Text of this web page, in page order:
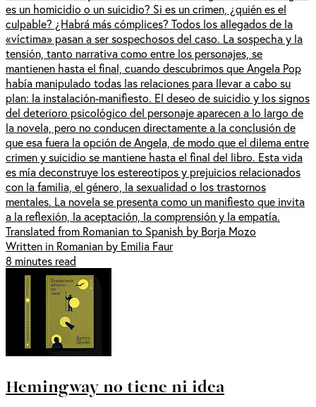
es un homicidio o un suicidio? Si es un crimen, ¿quién es el
culpable? ¿Habrá más cómplices? Todos los allegados de la
«víctima» pasan a ser sospechosos del caso. La sospecha y la
tensión, tanto narrativa como entre los personajes, se
mantienen hasta el final, cuando descubrimos que Angela Pop
había manipulado todas las relaciones para llevar a cabo su
plan: la instalación-manifiesto. El deseo de suicidio y los signos
del deterioro psicológico del personaje aparecen a lo largo de
la novela, pero no conducen directamente a la conclusión de
que esa fuera la opción de Angela, de modo que el dilema entre
crimen y suicidio se mantiene hasta el final del libro. Esta vida
es mía deconstruye los estereotipos y prejuicios relacionados
con la familia, el género, la sexualidad o los trastornos
mentales. La novela se presenta como un manifiesto que invita
a la reflexión, la aceptación, la comprensión y la empatía.
Translated from Romanian to Spanish by Borja Mozo
Written in Romanian by Emilia Faur
8 minutes read
Hemingway no tiene ni idea